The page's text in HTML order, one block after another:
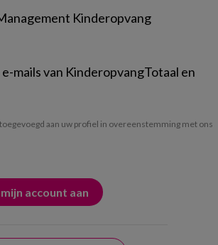
Kinderopvang
mails van KinderopvangTotaal en
aan uw profiel in overeenstemming met ons